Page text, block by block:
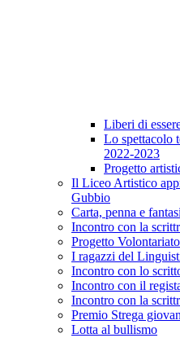
Liberi di
Lo spettacolo
2022-2023
Progetto
Il Liceo Artistico
Gubbio
Carta, penna e
Incontro con la
Progetto
I ragazzi del
Incontro con lo
Incontro con il
Incontro con la
Premio Strega
Lotta al bullismo